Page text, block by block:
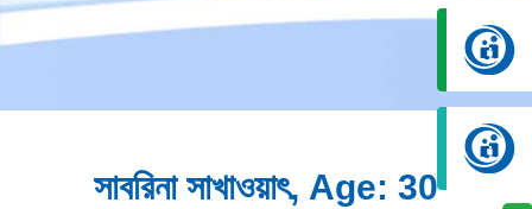
সাবরিনা সাখাওয়াৎ, Age: 30